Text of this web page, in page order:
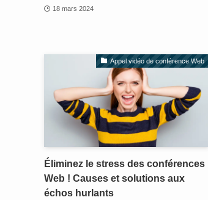
18 mars 2024
Appel vidéo de conférence Web
Éliminez le stress des conférences
Web ! Causes et solutions aux
échos hurlants